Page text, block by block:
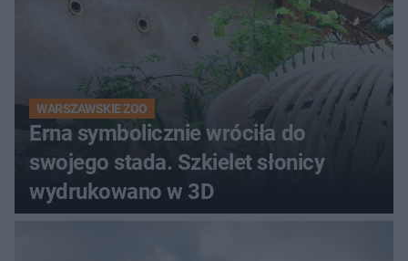
WARSZAWSKIE ZOO
Erna symbolicznie wróciła do
swojego stada. Szkielet słonicy
wydrukowano w 3D